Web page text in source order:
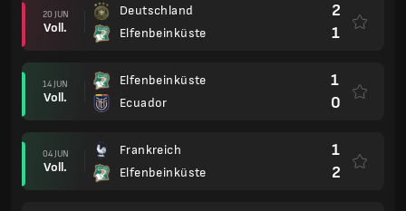
20 JUN
Voll.
Deutschland
Elfenbeinküste
2
1
14 JUN
Voll.
Elfenbeinküste
Ecuador
1
0
04 JUN
Voll.
Frankreich
Elfenbeinküste
1
2